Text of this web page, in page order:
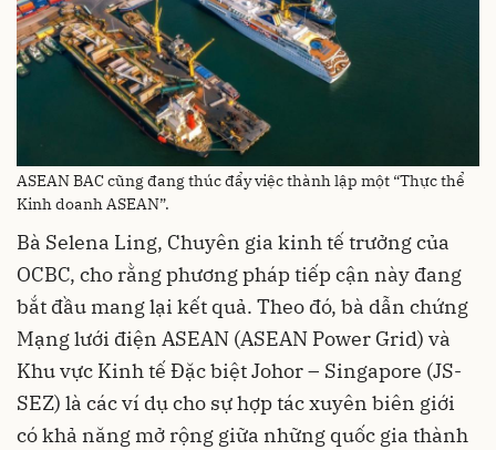
ASEAN BAC cũng đang thúc đẩy việc thành lập một “Thực thể
Kinh doanh ASEAN”.
Bà Selena Ling, Chuyên gia kinh tế trưởng của
OCBC, cho rằng phương pháp tiếp cận này đang
bắt đầu mang lại kết quả. Theo đó, bà dẫn chứng
Mạng lưới điện ASEAN (ASEAN Power Grid) và
Khu vực Kinh tế Đặc biệt Johor – Singapore (JS-
SEZ) là các ví dụ cho sự hợp tác xuyên biên giới
có khả năng mở rộng giữa những quốc gia thành